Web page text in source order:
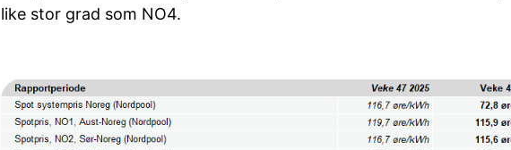
like stor grad som NO4.